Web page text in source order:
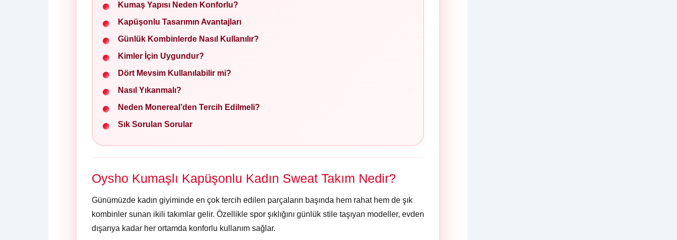
Kumaş Yapısı Neden Konforlu?
Kapüşonlu Tasarımın Avantajları
Günlük Kombinlerde Nasıl Kullanılır?
Kimler İçin Uygundur?
Dört Mevsim Kullanılabilir mi?
Nasıl Yıkanmalı?
Neden Monereal’den Tercih Edilmeli?
Sık Sorulan Sorular
Oysho Kumaşlı Kapüşonlu Kadın Sweat Takım Nedir?
Günümüzde kadın giyiminde en çok tercih edilen parçaların başında hem rahat hem de şık
kombinler sunan ikili takımlar gelir. Özellikle spor şıklığını günlük stile taşıyan modeller, evden
dışarıya kadar her ortamda konforlu kullanım sağlar.